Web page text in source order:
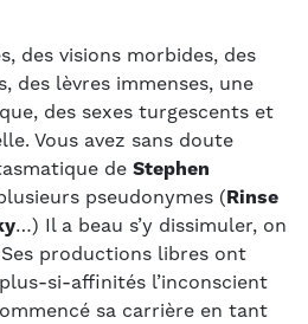
des visions morbides, des
des lèvres immenses, une
des sexes turgescents et
Vous avez sans doute
de Stephen
pseudonymes (Rinse
…) Il a beau s’y dissimuler, on
productions libres ont
si-affinités l’inconscient
sa carrière en tant